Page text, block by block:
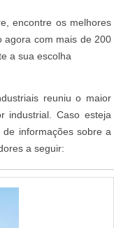
encontre os melhores
agora com mais de 200
a sua escolha
reuniu o maior
industrial. Caso esteja
informações sobre a
a seguir: